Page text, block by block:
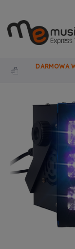
DARMOWA